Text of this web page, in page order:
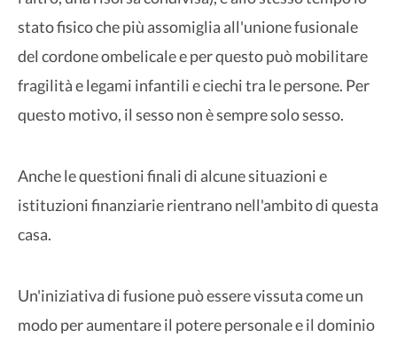
stato fisico che più assomiglia all'unione fusionale
del cordone ombelicale e per questo può mobilitare
fragilità e legami infantili e ciechi tra le persone. Per
questo motivo, il sesso non è sempre solo sesso.
Anche le questioni finali di alcune situazioni e
istituzioni finanziarie rientrano nell'ambito di questa
casa.
Un'iniziativa di fusione può essere vissuta come un
modo per aumentare il potere personale e il dominio